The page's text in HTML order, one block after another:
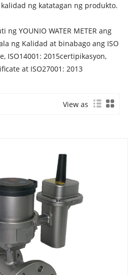
ng katatagan ng produkto.
ng YOUNIO WATER METER ang
ng Kalidad at binabago ang ISO
ISO14001: 2015certipikasyon,
at ISO27001: 2013
View as